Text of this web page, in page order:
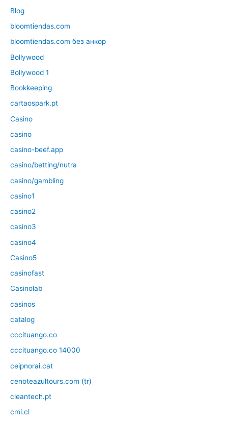
Blog
bloomtiendas.com
bloomtiendas.com без анкор
Bollywood
Bollywood 1
Bookkeeping
cartaospark.pt
Casino
casino
casino-beef.app
casino/betting/nutra
casino/gambling
casino1
casino2
casino3
casino4
Casino5
casinofast
Casinolab
casinos
catalog
cccituango.co
cccituango.co 14000
ceipnorai.cat
cenoteazultours.com (tr)
cleantech.pt
cmi.cl